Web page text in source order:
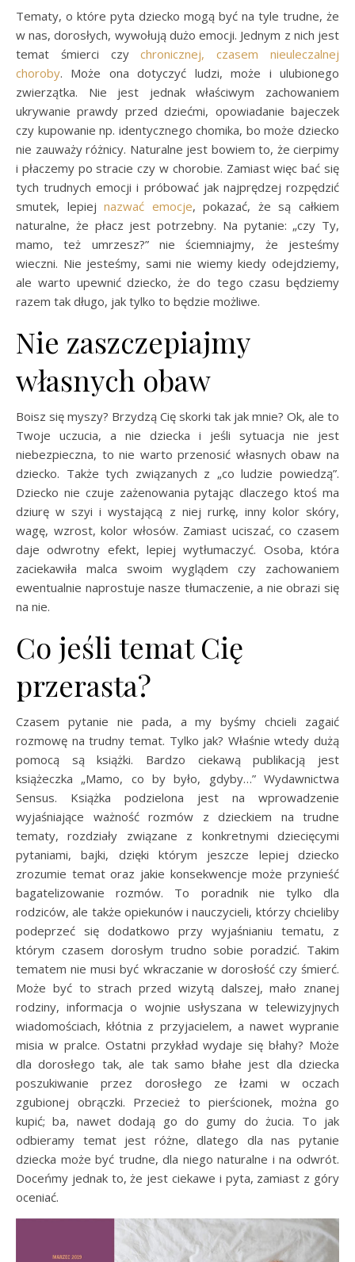
Tematy, o które pyta dziecko mogą być na tyle trudne, że
w nas, dorosłych, wywołują dużo emocji. Jednym z nich jest
temat śmierci czychronicznej, czasem nieuleczalnej
choroby. Może ona dotyczyć ludzi, może i ulubionego
zwierzątka. Nie jest jednak właściwym zachowaniem
ukrywanie prawdy przed dziećmi, opowiadanie bajeczek
czy kupowanie np. identycznego chomika, bo może dziecko
nie zauważy różnicy. Naturalne jest bowiem to, że cierpimy
i płaczemy po stracie czy w chorobie. Zamiast więc bać się
tych trudnych emocji i próbować jak najprędzej rozpędzić
smutek, lepiejnazwać emocje, pokazać, że są całkiem
naturalne, że płacz jest potrzebny. Na pytanie: „czy Ty,
mamo, też umrzesz?” nie ściemniajmy, że jesteśmy
wieczni. Nie jesteśmy, sami nie wiemy kiedy odejdziemy,
ale warto upewnić dziecko, że do tego czasu będziemy
razem tak długo, jak tylko to będzie możliwe.
Nie zaszczepiajmy
własnych obaw
Boisz się myszy? Brzydzą Cię skorki tak jak mnie? Ok, ale to
Twoje uczucia, a nie dziecka i jeśli sytuacja nie jest
niebezpieczna, to nie warto przenosić własnych obaw na
dziecko. Także tych związanych z „co ludzie powiedzą”.
Dziecko nie czuje zażenowania pytając dlaczego ktoś ma
dziurę w szyi i wystającą z niej rurkę, inny kolor skóry,
wagę, wzrost, kolor włosów. Zamiast uciszać, co czasem
daje odwrotny efekt, lepiej wytłumaczyć. Osoba, która
zaciekawiła malca swoim wyglądem czy zachowaniem
ewentualnie naprostuje nasze tłumaczenie, a nie obrazi się
na nie.
Co jeśli temat Cię
przerasta?
Czasem pytanie nie pada, a my byśmy chcieli zagaić
rozmowę na trudny temat. Tylko jak? Właśnie wtedy dużą
pomocą są książki. Bardzo ciekawą publikacją jest
książeczka „Mamo, co by było, gdyby…” Wydawnictwa
Sensus. Książka podzielona jest na wprowadzenie
wyjaśniające ważność rozmów z dzieckiem na trudne
tematy, rozdziały związane z konkretnymi dziecięcymi
pytaniami, bajki, dzięki którym jeszcze lepiej dziecko
zrozumie temat oraz jakie konsekwencje może przynieść
bagatelizowanie rozmów. To poradnik nie tylko dla
rodziców, ale także opiekunów i nauczycieli, którzy chcieliby
podeprzeć się dodatkowo przy wyjaśnianiu tematu, z
którym czasem dorosłym trudno sobie poradzić. Takim
tematem nie musi być wkraczanie w dorosłość czy śmierć.
Może być to strach przed wizytą dalszej, mało znanej
rodziny, informacja o wojnie usłyszana w telewizyjnych
wiadomościach, kłótnia z przyjacielem, a nawet wypranie
misia w pralce. Ostatni przykład wydaje się błahy? Może
dla dorosłego tak, ale tak samo błahe jest dla dziecka
poszukiwanie przez dorosłego ze łzami w oczach
zgubionej obrączki. Przecież to pierścionek, można go
kupić; ba, nawet dodają go do gumy do żucia. To jak
odbieramy temat jest różne, dlatego dla nas pytanie
dziecka może być trudne, dla niego naturalne i na odwrót.
Doceńmy jednak to, że jest ciekawe i pyta, zamiast z góry
oceniać.